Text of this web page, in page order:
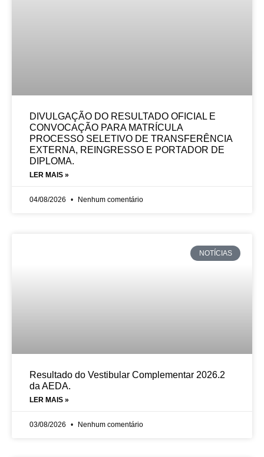
DIVULGAÇÃO DO RESULTADO OFICIAL E
CONVOCAÇÃO PARA MATRÍCULA
PROCESSO SELETIVO DE TRANSFERÊNCIA
EXTERNA, REINGRESSO E PORTADOR DE
DIPLOMA.
LER MAIS »
04/08/2026 Nenhum comentário
NOTÍCIAS
Resultado do Vestibular Complementar 2026.2
da AEDA.
LER MAIS »
03/08/2026 Nenhum comentário